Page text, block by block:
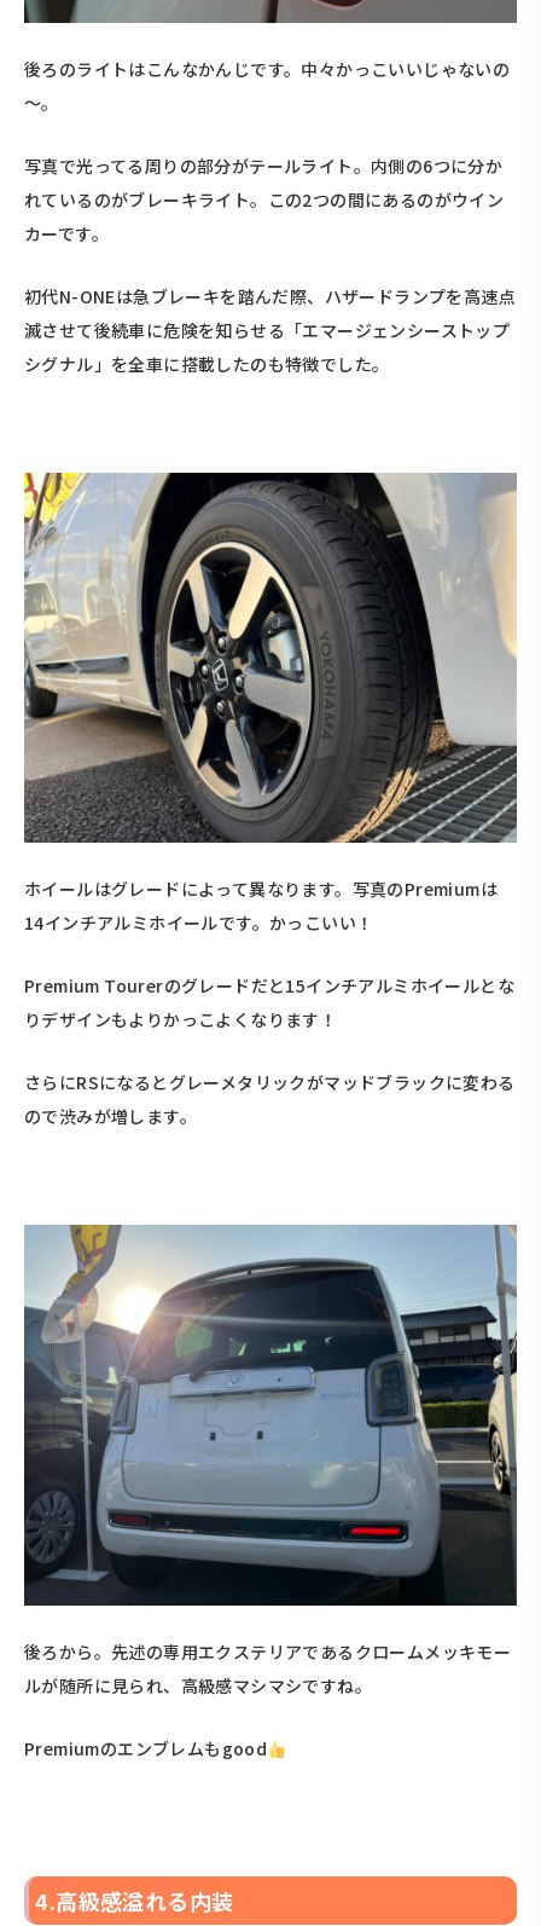
後ろのライトはこんなかんじです。中々かっこいいじゃないの
～。
写真で光ってる周りの部分がテールライト。内側の6つに分か
れているのがブレーキライト。この2つの間にあるのがウイン
カーです。
初代N-ONEは急ブレーキを踏んだ際、ハザードランプを高速点
滅させて後続車に危険を知らせる「エマージェンシーストップ
シグナル」を全車に搭載したのも特徴でした。
ホイールはグレードによって異なります。写真のPremiumは
14インチアルミホイールです。かっこいい！
Premium Tourerのグレードだと15インチアルミホイールとな
りデザインもよりかっこよくなります！
さらにRSになるとグレーメタリックがマッドブラックに変わる
ので渋みが増します。
後ろから。先述の専用エクステリアであるクロームメッキモー
ルが随所に見られ、高級感マシマシですね。
Premiumのエンブレムもgood
4.高級感溢れる内装